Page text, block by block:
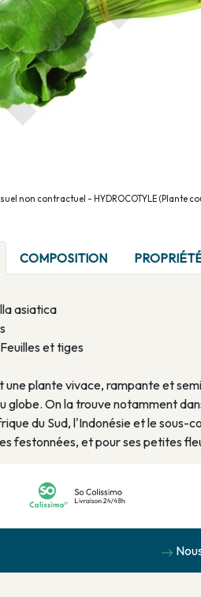
non contractuel - HYDROCOTYLE (Plante
COMPOSITION
asiatica
et tiges
une plante vivace, rampante et
globe. On la trouve notamment
du Sud, l'Indonésie et le sous-
festonnées, et pour ses petites